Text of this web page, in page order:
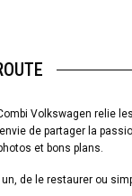
Volkswagen relie
de partager la
et bons plans.
de le restaurer ou